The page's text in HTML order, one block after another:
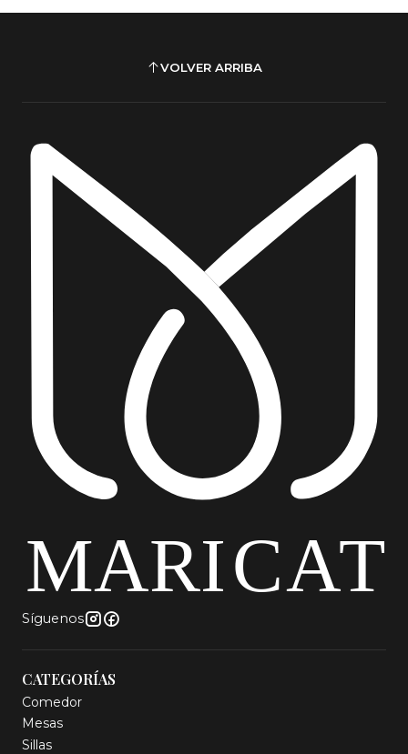
VOLVER ARRIBA
Síguenos
CATEGORÍAS
Comedor
Mesas
Sillas